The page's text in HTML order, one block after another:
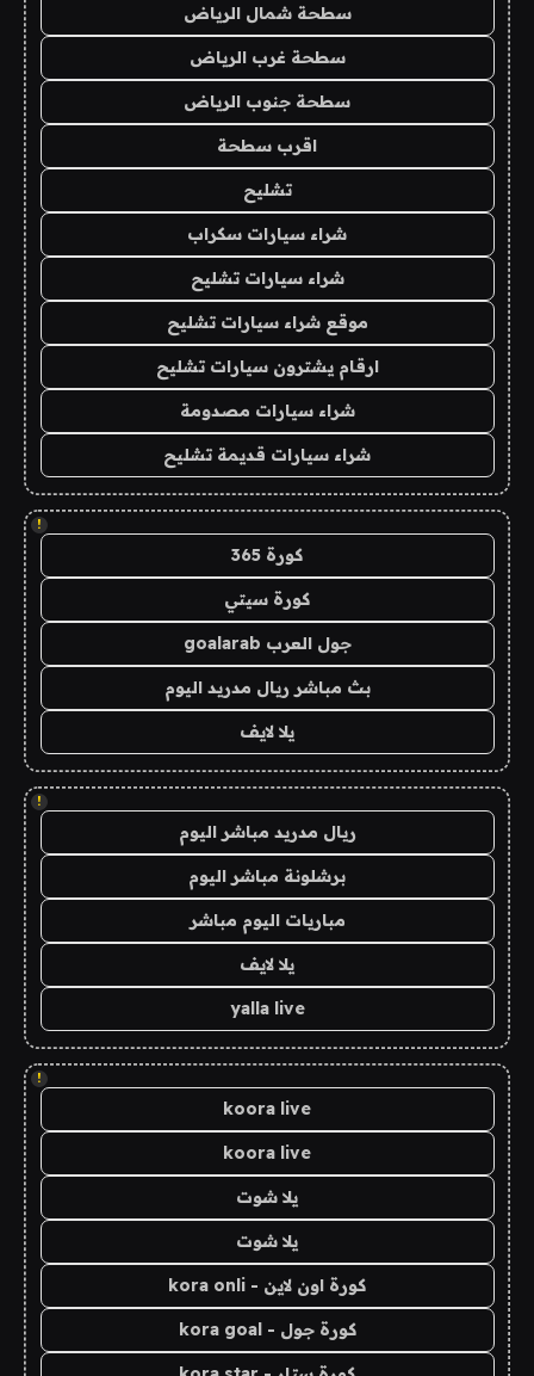
سطحة شمال الرياض
سطحة غرب الرياض
سطحة جنوب الرياض
اقرب سطحة
تشليح
شراء سيارات سكراب
شراء سيارات تشليح
موقع شراء سيارات تشليح
ارقام يشترون سيارات تشليح
شراء سيارات مصدومة
شراء سيارات قديمة تشليح
!
كورة 365
كورة سيتي
جول العرب goalarab
بث مباشر ريال مدريد اليوم
يلا لايف
!
ريال مدريد مباشر اليوم
برشلونة مباشر اليوم
مباريات اليوم مباشر
يلا لايف
yalla live
!
koora live
koora live
يلا شوت
يلا شوت
كورة اون لاين - kora onli
كورة جول - kora goal